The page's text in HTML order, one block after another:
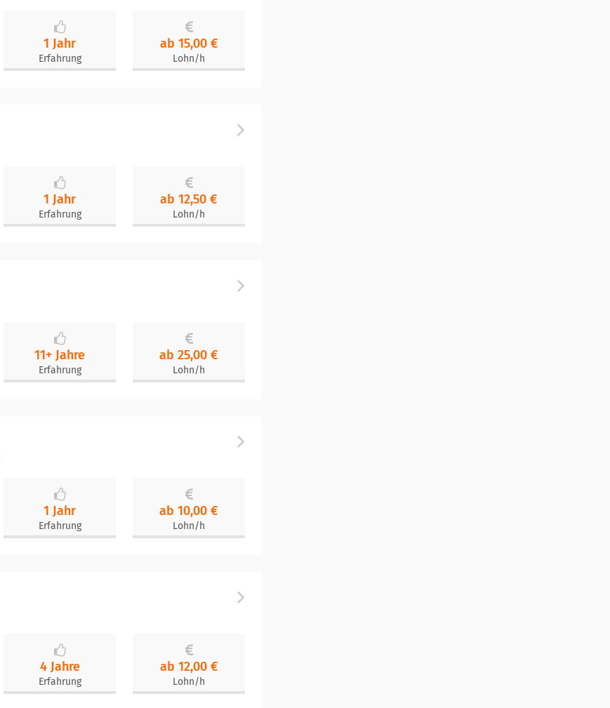
1 Jahr
Erfahrung
ab 15,00 €
Lohn/h
1 Jahr
Erfahrung
ab 12,50 €
Lohn/h
11+ Jahre
Erfahrung
ab 25,00 €
Lohn/h
1 Jahr
Erfahrung
ab 10,00 €
Lohn/h
4 Jahre
Erfahrung
ab 12,00 €
Lohn/h